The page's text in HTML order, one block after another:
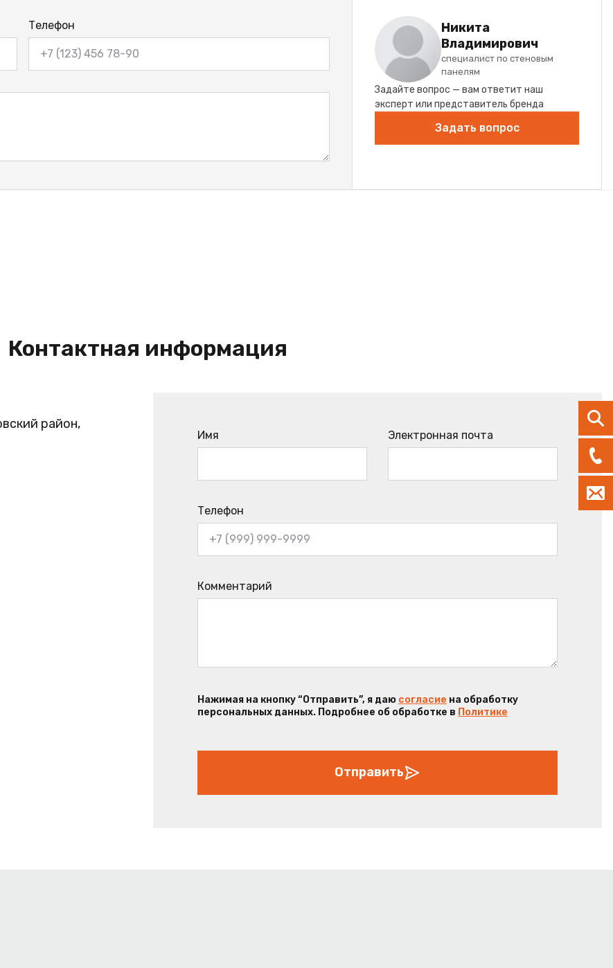
Телефон
Никита
Владимирович
специалист по стеновым
панелям
Задайте вопрос — вам ответит наш
эксперт или представитель бренда
Задать вопрос
Контактная информация
район,
Имя Электронная почта
Телефон
Комментарий
Нажимая на кнопку “Отправить”, я даю согласие на обработку
персональных данных. Подробнее об обработке в Политике
Отправить